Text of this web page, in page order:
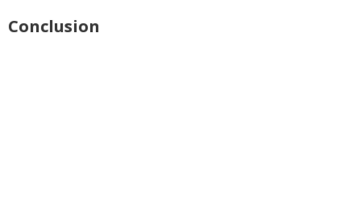
Conclusion